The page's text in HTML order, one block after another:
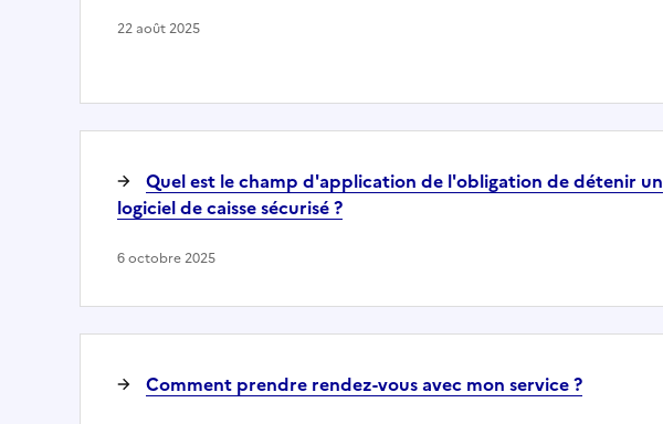
22 août 2025
Quel est le champ d'application de l'obligation de détenir un
logiciel de caisse sécurisé ?
6 octobre 2025
Comment prendre rendez-vous avec mon service ?